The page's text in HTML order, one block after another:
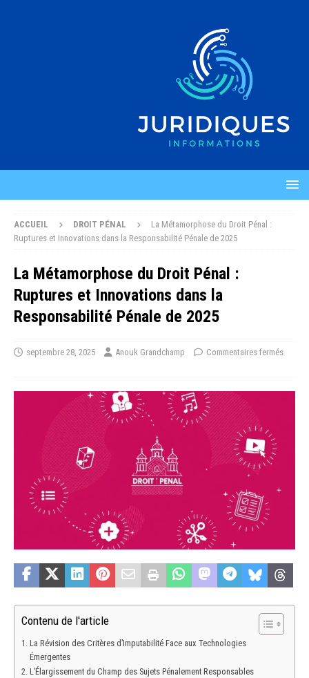
ACCUEIL DROIT PÉNAL
La Métamorphose du Droit Pénal :
Ruptures et Innovations dans la Responsabilité Pénale de 2025
La Métamorphose du Droit Pénal :
Ruptures et Innovations dans la
Responsabilité Pénale de 2025
septembre 28, 2025 Anouk Grandchamp Commentaires fermés
Contenu de l'article
La Révision des Critères d’Imputabilité Face aux Technologies
Émergentes
L’Élargissement du Champ des Sujets Pénalement Responsables